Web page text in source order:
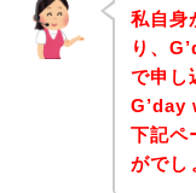
私自身
り、
で申し
G’day
下記ペ
がでし